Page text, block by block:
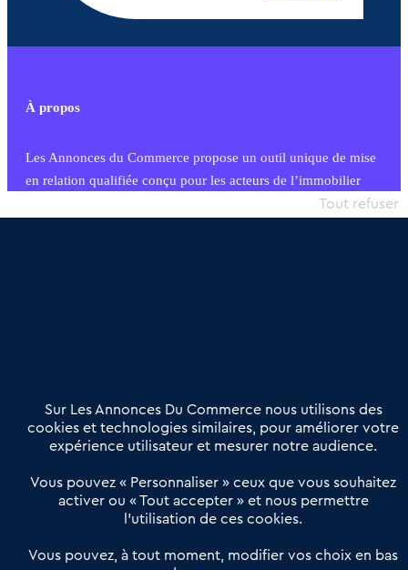
À propos
Les Annonces du Commerce propose un outil unique de mise
en relation qualifiée conçu pour les acteurs de l’immobilier
commercial et les collectivités territoriales, simple et intégrant
Offres Pro
Actualités
Qui sommes nous ?
Derniers articles
Réseau 3C : un partenaire national dédié aux transactions
Petitscommerces : Un partenariat au service du commerce de
Sur Les Annonces Du Commerce nous utilisons des
cookies et technologies similaires, pour améliorer votre
expérience utilisateur et mesurer notre audience.
Vous pouvez « Personnaliser » ceux que vous souhaitez
activer ou « Tout accepter » et nous permettre
l’utilisation de ces cookies.
Vous pouvez, à tout moment, modifier vos choix en bas
Tout refuser